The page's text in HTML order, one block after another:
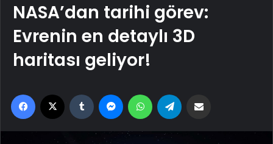
NASA’dan tarihi görev:
Evrenin en detaylı 3D
haritası geliyor!
Facebook Tumblr MessengerWhatsApp